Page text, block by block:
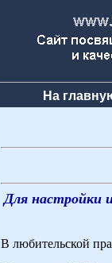
На
Для настройки
В любительской